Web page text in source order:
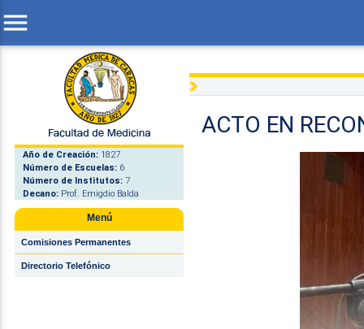
menu
Año de Creación: 1827
Número de Escuelas: 6
Número de Institutos: 7
Decano: Prof. Emigdio Balda
Menú
Comisiones Permanentes
Directorio Telefónico
ACTO EN